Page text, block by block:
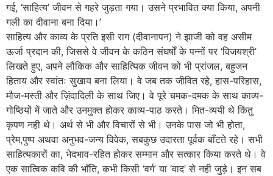
गई, ‘साहित्य’ जीवन से गहरे जुड़ता गया। उसने प्रभावित क्या किया, अपनी
गली का दीवाना बना दिया।’
साहित्य और काव्य के प्रति इसी राग (दीवानापन) ने झाजी को वह असीम
ऊर्जा प्रदान की, जिससे वे जीवन के कठिन संघर्षों के पन्नों पर ‘विजयश्री’
लिखते हुए, अपने लौकिक और साहित्यिक जीवन को भी प्रांजल, बहुजन
हिताय और स्वांतः सुखाय बना लिया। वे जब तक जीवित रहे, हास-परिहास,
मौज-मस्ती और ज़िंदादिली के साथ जिए। वे पूरे चमक-दमक के साथ काव्य-
गोष्ठियों में जाते और उनमुक्त होकर काव्य-पाठ करते। मित-व्ययी थे किंतु
कृपण नही थे। अर्थ से भी और विचारों से भी। उनके पास जो भी होता,
प्रेम,पुष्प अथवा अनुभव-जन्य विवेक, सबकुछ उदारता पूर्वक बाँटते रहे। सभी
साहित्यकारों का, भेदभाव-रहित होकर सम्मान और सत्कार किया करते थे। वे
एक सात्विक कवि की भाँति, कभी किसी ‘वर्ग’ या ‘वाद’ से नही जुड़े। इन सब